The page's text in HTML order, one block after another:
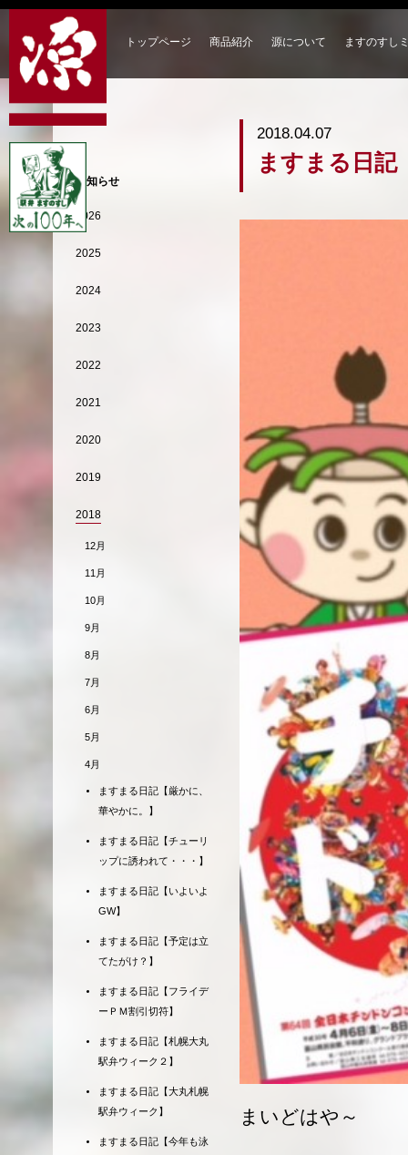
トップページ 商品紹介 源について ますのすし
2018.04.07
ますまる日記
まいどはや～
お知らせ
2026
2025
2024
2023
2022
2021
2020
2019
2018
12月
11月
10月
9月
8月
7月
6月
5月
4月
ますまる日記【厳かに、
華やかに。】
ますまる日記【チューリ
ップに誘われて・・・】
ますまる日記【いよいよ
GW】
ますまる日記【予定は立
てたがけ？】
ますまる日記【フライデ
ーＰＭ割引切符】
ますまる日記【札幌大丸
駅弁ウィーク２】
ますまる日記【大丸札幌
駅弁ウィーク】
ますまる日記【今年も泳